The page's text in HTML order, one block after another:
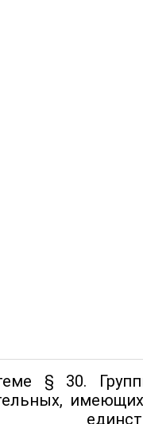
§ 30.